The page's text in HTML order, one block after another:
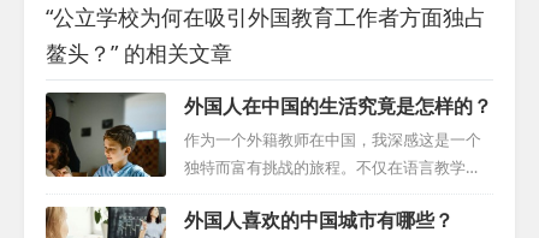
“公立学校为何在吸引外国教育工作者方面独占
鳌头？” 的相关文章
外国人在中国的生活究竟是怎样的？
作为一个外籍教师在中国，我深感这是一个
独特而富有挑战的旅程。不仅在语言教学
上，而且在文化适应、生活融入、社交活动
等方方面面，都有无数故事等待被诉说。现
外国人喜欢的中国城市有哪些？